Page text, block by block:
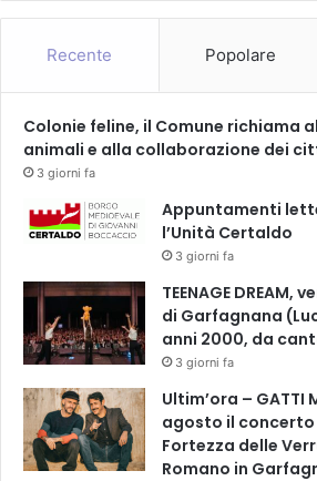
h
o
Recente Popolare
Colonie feline, il Comune richiama
animali e alla collaborazione dei
3 giorni fa
Appuntamenti
l’Unità Certaldo
3 giorni fa
TEENAGE DREAM,
di Garfagnana
anni 2000, da
3 giorni fa
Ultim’ora – GATTI
agosto il
Fortezza delle
Romano in